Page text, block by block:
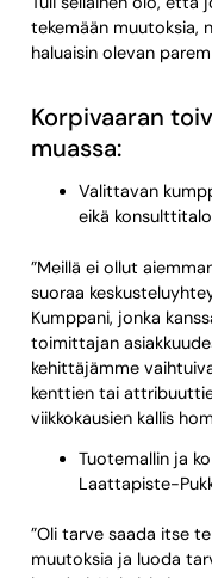
tekemään muutoksia,
haluaisin olevan
Korpivaaran
muassa:
Valittavan
eikä
”Meillä ei ollut
suoraa
Kumppani, jonka
toimittajan
kehittäjämme
kenttien tai
viikkokausien kallis
Tuotemallin ja
Laattapiste-
”Oli tarve saada itse
muutoksia ja luoda